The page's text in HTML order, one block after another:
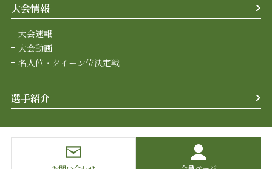
大会情報
大会速報
大会動画
名人位・クイーン位決定戦
選手紹介